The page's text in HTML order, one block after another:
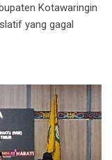
Kotawaringin
yang gagal